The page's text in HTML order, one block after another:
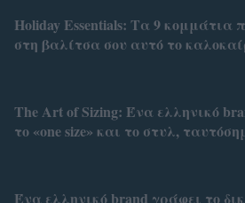
Holiday Essentials: Τα 9 κομμάτια
στη βαλίτσα σου αυτό το
Τhe Art of Sizing: Ένα ελληνικό
το «one size» και το στυλ,
Ένα ελληνικό brand γράφει το